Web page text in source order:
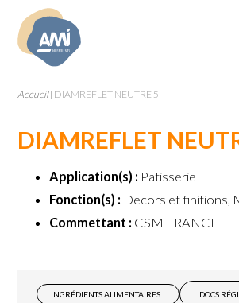
Accueil| DIAMREFLET NEUTRE 5
DIAMREFLET
Application(s) : Patisserie
Fonction(s) : Decors et finitions,
Commettant : CSM FRANCE
INGRÉDIENTS ALIMENTAIRES DOCS